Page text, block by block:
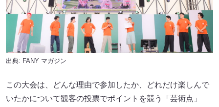
出典: FANY マガジン
この大会は、どんな理由で参加したか、どれだけ楽しんで
いたかについて観客の投票でポイントを競う「芸術点」